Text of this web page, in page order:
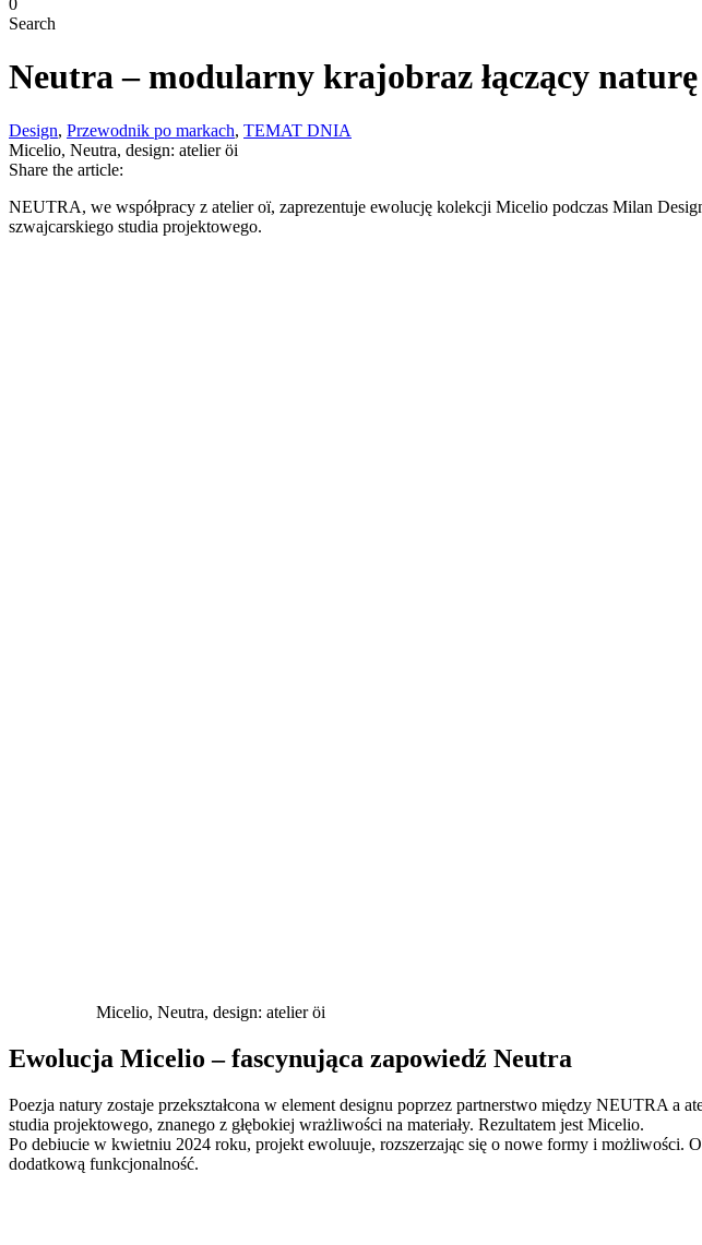
0
Search
Neutra – modularny krajobraz łączący
Design, Przewodnik po markach, TEMAT DNIA
Micelio, Neutra, design: atelier öi
Share the article:
NEUTRA, we współpracy z atelier oï, zaprezentuje ewolucję kolekcji Micelio podczas Milan
szwajcarskiego studia projektowego.
Micelio, Neutra, design: atelier öi
Ewolucja Micelio – fascynująca zapowiedź Neutra
Poezja natury zostaje przekształcona w element designu poprzez partnerstwo między NEUTRA
studia projektowego, znanego z głębokiej wrażliwości na materiały. Rezultatem jest Micelio.
Po debiucie w kwietniu 2024 roku, projekt ewoluuje, rozszerzając się o nowe formy i możliwości.
dodatkową funkcjonalność.